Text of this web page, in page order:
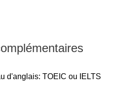
et la production écrite et orale
structures et vocabulaire variés.
d'anglais: TOEIC ou IELTS